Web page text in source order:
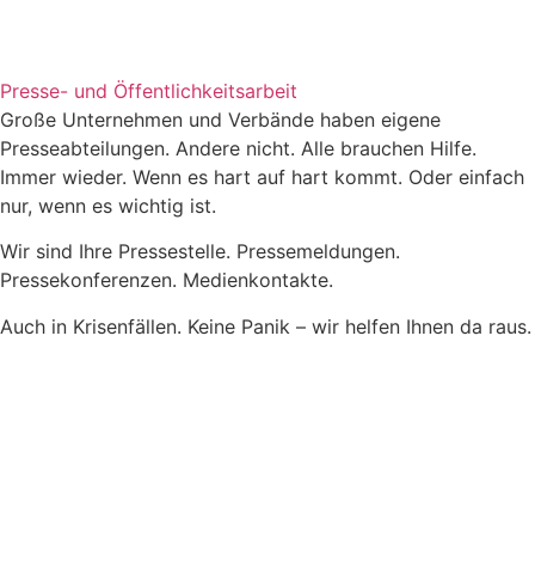
Presse- und Öffentlichkeitsarbeit
Große Unternehmen und Verbände haben eigene
Presseabteilungen. Andere nicht. Alle brauchen Hilfe.
Immer wieder. Wenn es hart auf hart kommt. Oder einfach
nur, wenn es wichtig ist.
Wir sind Ihre Pressestelle. Pressemeldungen.
Pressekonferenzen. Medienkontakte.
Auch in Krisenfällen. Keine Panik – wir helfen Ihnen da raus.